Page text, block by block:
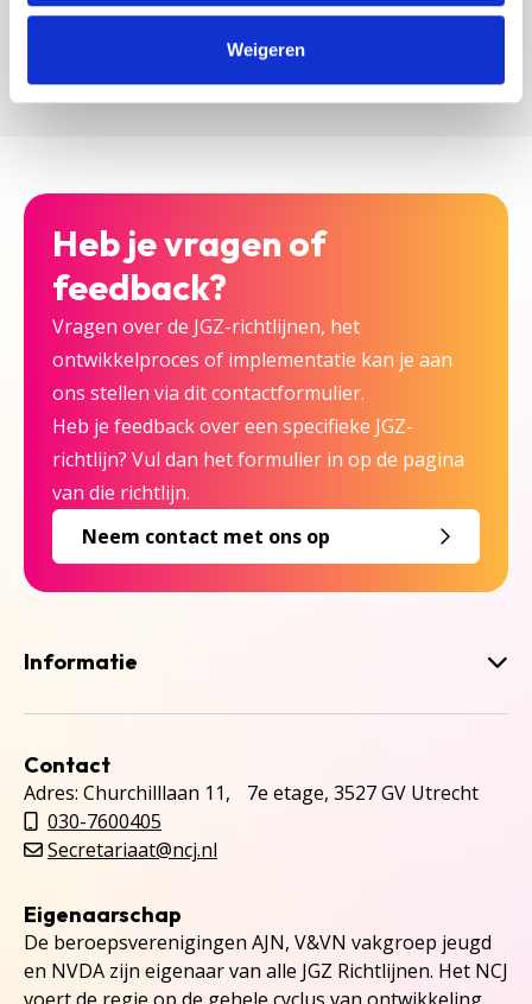
Weigeren
Versturen
Heb je vragen of
feedback?
Vragen over de JGZ-richtlijnen, het
ontwikkelproces of implementatie kan je aan
ons stellen via dit contactformulier.
Heb je feedback over een specifieke JGZ-
richtlijn? Vul dan het formulier in op de pagina
van die richtlijn.
Neem contact met ons op
Informatie
Contact
Adres: Churchilllaan 11, 7e etage, 3527 GV Utrecht
030-7600405
Secretariaat@ncj.nl
Eigenaarschap
De beroepsverenigingen AJN, V&VN vakgroep jeugd
en NVDA zijn eigenaar van alle JGZ Richtlijnen. Het NCJ